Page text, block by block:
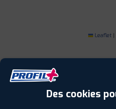
Leaflet |
Des cookies